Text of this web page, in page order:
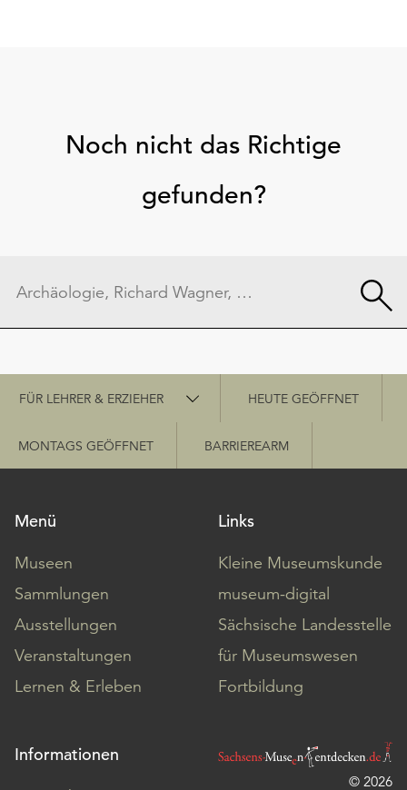
Noch nicht das Richtige
gefunden?
Schnellzugriff
FÜR LEHRER & ERZIEHER HEUTE GEÖFFNET
MONTAGS GEÖFFNET BARRIEREARM
Menü
Museen
Sammlungen
Ausstellungen
Veranstaltungen
Lernen & Erleben
Links
Kleine Museumskunde
museum-digital
Sächsische Landesstelle
für Museumswesen
Fortbildung
Informationen
© 2026